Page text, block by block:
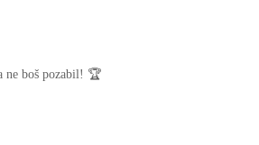
ne boš pozabil! 🏆